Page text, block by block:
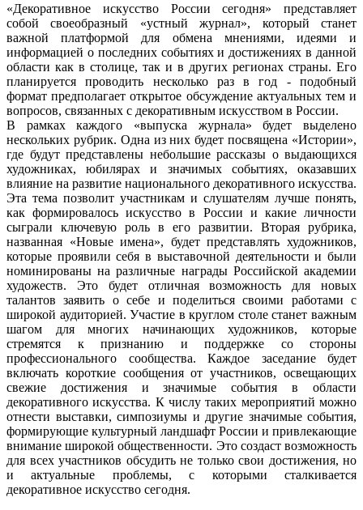
«Декоративное искусство России сегодня» представляет
собой своеобразный «устный журнал», который станет
важной платформой для обмена мнениями, идеями и
информацией о последних событиях и достижениях в данной
области как в столице, так и в других регионах страны. Его
планируется проводить несколько раз в год - подобный
формат предполагает открытое обсуждение актуальных тем и
вопросов, связанных с декоративным искусством в России.
В рамках каждого «выпуска журнала» будет выделено
нескольких рубрик. Одна из них будет посвящена «Истории»,
где будут представлены небольшие рассказы о выдающихся
художниках, юбилярах и значимых событиях, оказавших
влияние на развитие национального декоративного искусства.
Эта тема позволит участникам и слушателям лучше понять,
как формировалось искусство в России и какие личности
сыграли ключевую роль в его развитии. Вторая рубрика,
названная «Новые имена», будет представлять художников,
которые проявили себя в выставочной деятельности и были
номинированы на различные награды Российской академии
художеств. Это будет отличная возможность для новых
талантов заявить о себе и поделиться своими работами с
широкой аудиторией. Участие в круглом столе станет важным
шагом для многих начинающих художников, которые
стремятся к признанию и поддержке со стороны
профессионального сообщества. Каждое заседание будет
включать короткие сообщения от участников, освещающих
свежие достижения и значимые события в области
декоративного искусства. К числу таких мероприятий можно
отнести выставки, симпозиумы и другие значимые события,
формирующие культурный ландшафт России и привлекающие
внимание широкой общественности. Это создаст возможность
для всех участников обсудить не только свои достижения, но
и актуальные проблемы, с которыми сталкивается
декоративное искусство сегодня.